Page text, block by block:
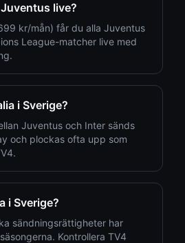
live?
kr/mån) får du alla Juventus
League-matcher live med
i Sverige?
Juventus och Inter sänds
och plockas ofta upp som
i Sverige?
sändningsrättigheter har
Kontrollera TV4